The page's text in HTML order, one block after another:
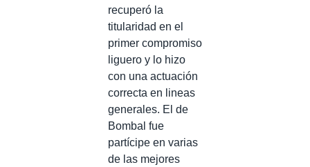
recuperó la
titularidad en el
primer compromiso
liguero y lo hizo
con una actuación
correcta en lineas
generales. El de
Bombal fue
partícipe en varias
de las mejores